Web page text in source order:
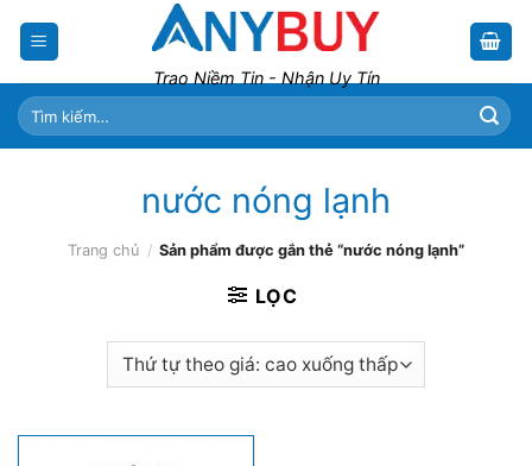
Trao Niềm Tin - Nhận Uy Tín
Tìm
kiếm:
nước nóng lạnh
Trang chủ / Sản phẩm được gắn thẻ “nước nóng lạnh”
LỌC